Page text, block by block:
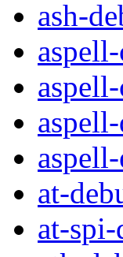
ash-
at-
at-